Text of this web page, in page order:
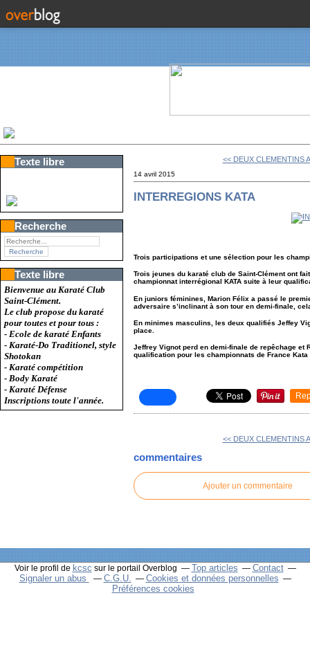
Texte libre
Recherche
Texte libre
Bienvenue au Karaté Club
Saint-Clément.
Le club propose du karaté
pour toutes et pour tous :
- Ecole de karaté Enfants
- Karaté-Do Traditionel, style
Shotokan
- Karaté compétition
- Body Karaté
- Karaté Défense
Inscriptions toute l'année.
<< DEUX CLEMENTINS
14 avril 2015
INTERREGIONS KATA
Trois participations et une sélection pour les
Trois jeunes du karaté club de Saint-Clément ont
championnat interrégional KATA suite à leur
En juniors féminines, Marion Félix a passé le
adversaire s’inclinant à son tour en demi-finale,
En minimes masculins, les deux qualifiés Jeffey
place.
Jeffrey Vignot perd en demi-finale de repêchage et
qualification pour les championnats de France
<< DEUX CLEMENTINS
commentaires
Ajouter un commentaire
Voir le profil de kcsc sur le portail Overblog Top articles
Contact
Signaler un abus
C.G.U.
Cookies et données personnelles
Préférences cookies